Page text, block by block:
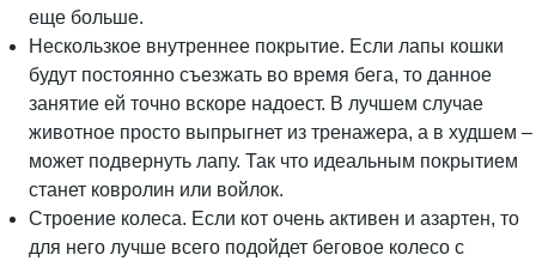
еще больше.
Нескользкое внутреннее покрытие. Если лапы кошки
будут постоянно съезжать во время бега, то данное
занятие ей точно вскоре надоест. В лучшем случае
животное просто выпрыгнет из тренажера, а в худшем –
может подвернуть лапу. Так что идеальным покрытием
станет ковролин или войлок.
Строение колеса. Если кот очень активен и азартен, то
для него лучше всего подойдет беговое колесо с